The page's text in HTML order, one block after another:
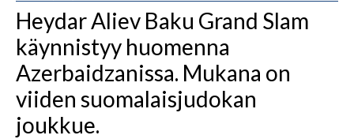
Heydar Aliev Baku Grand Slam
käynnistyy huomenna
Azerbaidzanissa. Mukana on
viiden suomalaisjudokan
joukkue.